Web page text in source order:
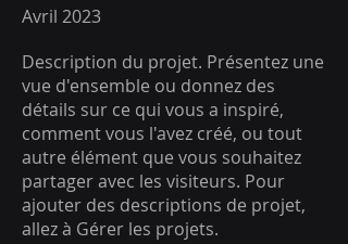
Avril 2023
Description du projet. Présentez une
vue d'ensemble ou donnez des
détails sur ce qui vous a inspiré,
comment vous l'avez créé, ou tout
autre élément que vous souhaitez
partager avec les visiteurs. Pour
ajouter des descriptions de projet,
allez à Gérer les projets.